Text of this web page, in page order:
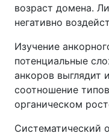
возраст домена.
негативно
Изучение
потенциальные
анкоров выглядит
соотношение
органическом
Систематический